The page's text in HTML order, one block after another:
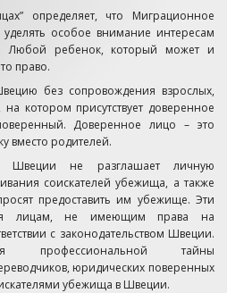
определяет, что Миграционное
особое внимание интересам
Любой ребенок, который может и
право.
без сопровождения взрослых,
котором присутствует доверенное
Доверенное лицо – это
вместо родителей.
Швеции не разглашает личную
соискателей убежища, а также
предоставить им убежище. Эти
лицам, не имеющим права на
с законодательством Швеции.
профессиональной тайны
юридических поверенных
убежища в Швеции.